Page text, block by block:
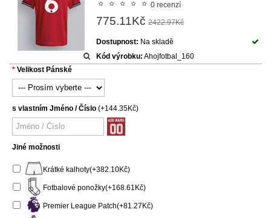
0 recenzí
775.11Kč 2422.97Kč
Dostupnost: Na skladě
Kód výrobku: Ahojfotbal_160
Velikost Pánské
s vlastním Jméno / Číslo (+144.35Kč)
Jiné možnosti
Krátké kalhoty(+382.10Kč)
Fotbalové ponožky(+168.61Kč)
Premier League Patch(+81.27Kč)